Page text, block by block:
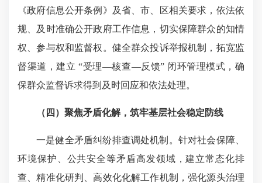
《政府信息公开条例》及省、市、区相关要求，依法依
规、及时准确公开政府工作信息，切实保障群众的知情
权、参与权和监督权。健全群众投诉举报机制，拓宽监
督渠道，建立 “受理—核查—反馈” 闭环管理模式，确
保群众监督诉求得到及时回应和依法处理。
（四）聚焦矛盾化解，筑牢基层社会稳定防线
一是健全矛盾纠纷排查调处机制。针对社会保障、
环境保护、公共安全等矛盾高发领域，建立常态化排
查、精准化研判、高效化化解工作机制，强化源头治理